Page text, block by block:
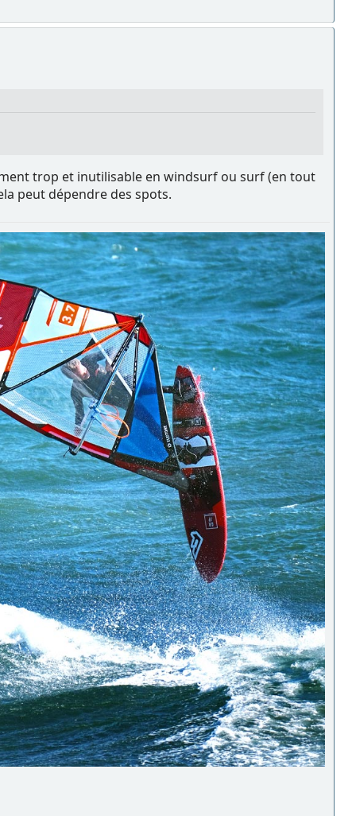
trop et inutilisable en windsurf ou surf (en tout
peut dépendre des spots.